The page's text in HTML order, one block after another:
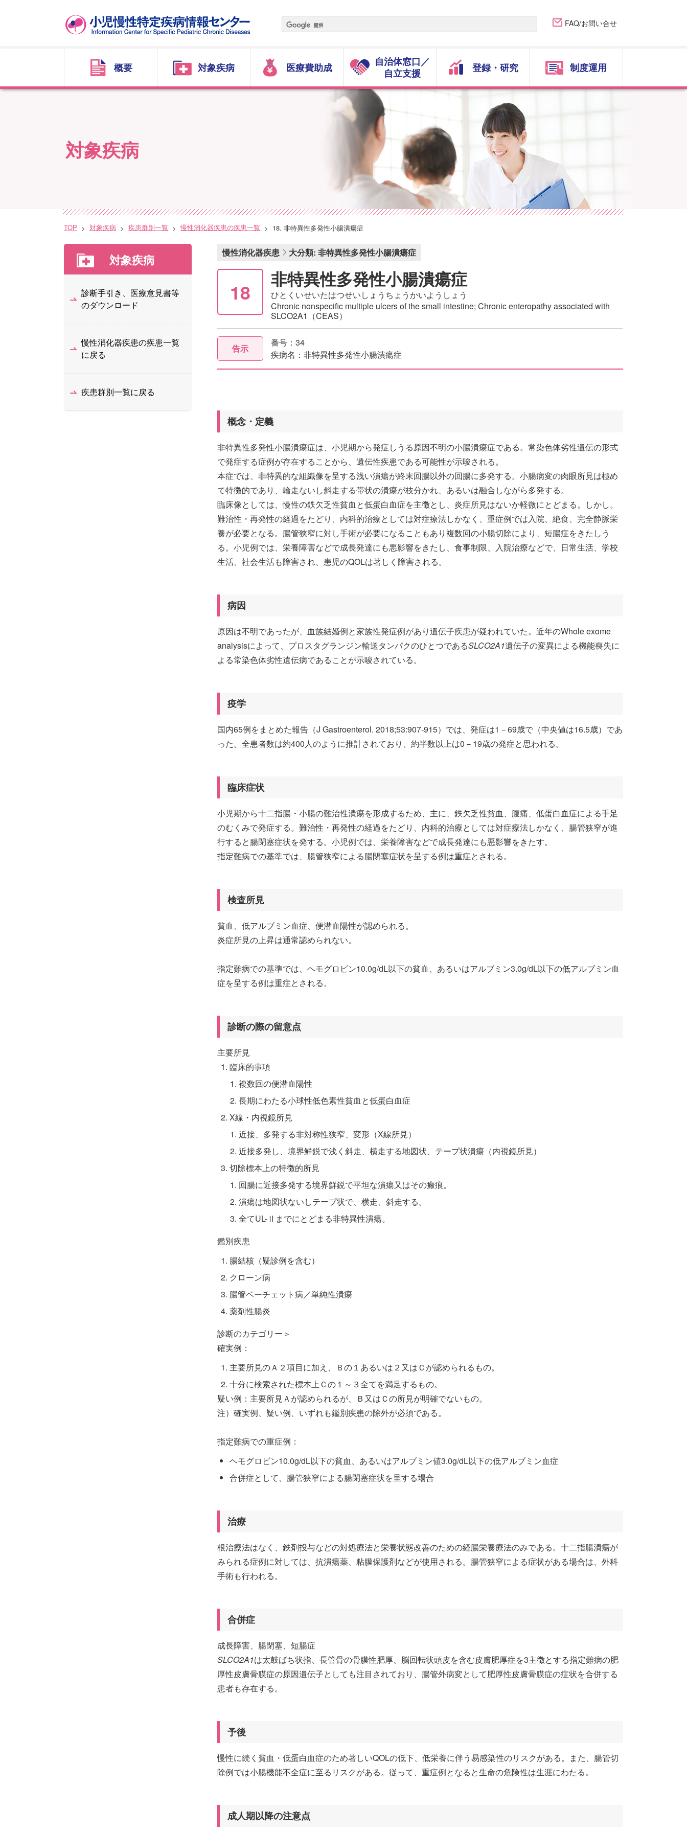
概要 対象疾病 医療費助成
自治体窓口／
自立支援
登録・研究 制度運用
FAQ/お問い合せ
対象疾病
TOP 対象疾病 疾患群別一覧 慢性消化器疾患の疾患一覧 18. 非特異性多発性小腸潰瘍症
慢性消化器疾患 大分類: 非特異性多発性小腸潰瘍症
18 非特異性多発性小腸潰瘍症
ひとくいせいたはつせいしょうちょうかいようしょう
Chronic nonspecific multiple ulcers of the small intestine; Chronic enteropathy associated with
SLCO2A1（CEAS）
告示
番号：34
疾病名：非特異性多発性小腸潰瘍症
概念・定義
非特異性多発性小腸潰瘍症は、小児期から発症しうる原因不明の小腸潰瘍症である。常染色体劣性遺伝の形式
で発症する症例が存在することから、遺伝性疾患である可能性が示唆される。
本症では、非特異的な組織像を呈する浅い潰瘍が終末回腸以外の回腸に多発する。小腸病変の肉眼所見は極め
て特徴的であり、輪走ないし斜走する帯状の潰瘍が枝分かれ、あるいは融合しながら多発する。
臨床像としては、慢性の鉄欠乏性貧血と低蛋白血症を主徴とし、炎症所見はないか軽微にとどまる。しかし。
難治性・再発性の経過をたどり、内科的治療としては対症療法しかなく、重症例では入院、絶食、完全静脈栄
養が必要となる。腸管狭窄に対し手術が必要になることもあり複数回の小腸切除により、短腸症をきたしう
る。小児例では、栄養障害などで成長発達にも悪影響をきたし、食事制限、入院治療などで、日常生活、学校
生活、社会生活も障害され、患児のQOLは著しく障害される。
病因
原因は不明であったが、血族結婚例と家族性発症例があり遺伝子疾患が疑われていた。近年のWhole exome
analysisによって、プロスタグランジン輸送タンパクのひとつであるSLCO2A1遺伝子の変異による機能喪失に
よる常染色体劣性遺伝病であることが示唆されている。
疫学
国内65例をまとめた報告（J Gastroenterol. 2018;53:907-915）では、発症は1－69歳で（中央値は16.5歳）であ
った。全患者数は約400人のように推計されており、約半数以上は0－19歳の発症と思われる。
臨床症状
小児期から十二指腸・小腸の難治性潰瘍を形成するため、主に、鉄欠乏性貧血、腹痛、低蛋白血症による手足
のむくみで発症する。難治性・再発性の経過をたどり、内科的治療としては対症療法しかなく、腸管狭窄が進
行すると腸閉塞症状を発する。小児例では、栄養障害などで成長発達にも悪影響をきたす。
指定難病での基準では、腸管狭窄による腸閉塞症状を呈する例は重症とされる。
検査所見
貧血、低アルブミン血症、便潜血陽性が認められる。
炎症所見の上昇は通常認められない。
指定難病での基準では、ヘモグロビン10.0g/dL以下の貧血、あるいはアルブミン3.0g/dL以下の低アルブミン血
症を呈する例は重症とされる。
診断の際の留意点
主要所見
臨床的事項
複数回の便潜血陽性
長期にわたる小球性低色素性貧血と低蛋白血症
X線・内視鏡所見
近接、多発する非対称性狭窄、変形（X線所見）
近接多発し、境界鮮鋭で浅く斜走、横走する地図状、テープ状潰瘍（内視鏡所見）
切除標本上の特徴的所見
回腸に近接多発する境界鮮鋭で平坦な潰瘍又はその瘢痕。
潰瘍は地図状ないしテープ状で、横走、斜走する。
全てUL-Ⅱまでにとどまる非特異性潰瘍。
鑑別疾患
腸結核（疑診例を含む）
クローン病
腸管ベーチェット病／単純性潰瘍
薬剤性腸炎
診断のカテゴリー＞
確実例：
主要所見のＡ２項目に加え、Ｂの１あるいは２又はＣが認められるもの。
十分に検索された標本上Ｃの１～３全てを満足するもの。
疑い例：主要所見Ａが認められるが、Ｂ又はＣの所見が明確でないもの。
注）確実例、疑い例、いずれも鑑別疾患の除外が必須である。
指定難病での重症例：
ヘモグロビン10.0g/dL以下の貧血、あるいはアルブミン値3.0g/dL以下の低アルブミン血症
合併症として、腸管狭窄による腸閉塞症状を呈する場合
治療
根治療法はなく、鉄剤投与などの対処療法と栄養状態改善のための経腸栄養療法のみである。十二指腸潰瘍が
みられる症例に対しては、抗潰瘍薬、粘膜保護剤などが使用される。腸管狭窄による症状がある場合は、外科
手術も行われる。
合併症
成長障害、腸閉塞、短腸症
SLCO2A1は太鼓ばち状指、長管骨の骨膜性肥厚、脳回転状頭皮を含む皮膚肥厚症を3主徴とする指定難病の肥
厚性皮膚骨膜症の原因遺伝子としても注目されており、腸管外病変として肥厚性皮膚骨膜症の症状を合併する
患者も存在する。
予後
慢性に続く貧血・低蛋白血症のため著しいQOLの低下、低栄養に伴う易感染性のリスクがある。また、腸管切
除例では小腸機能不全症に至るリスクがある。従って、重症例となると生命の危険性は生涯にわたる。
成人期以降の注意点
対象疾病
診断手引き、医療意見書等
のダウンロード
慢性消化器疾患の疾患一覧
に戻る
疾患群別一覧に戻る